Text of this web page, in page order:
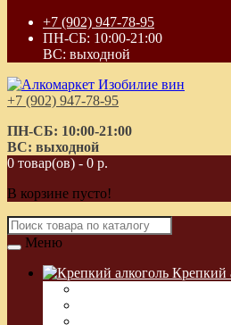
+7 (902) 947-78-95
ПН-СБ: 10:00-21:00
ВС: выходной
+7 (902) 947-78-95
ПН-СБ: 10:00-21:00
ВС: выходной
0 товар(ов) - 0 р.
В корзине пусто!
Меню
Крепкий